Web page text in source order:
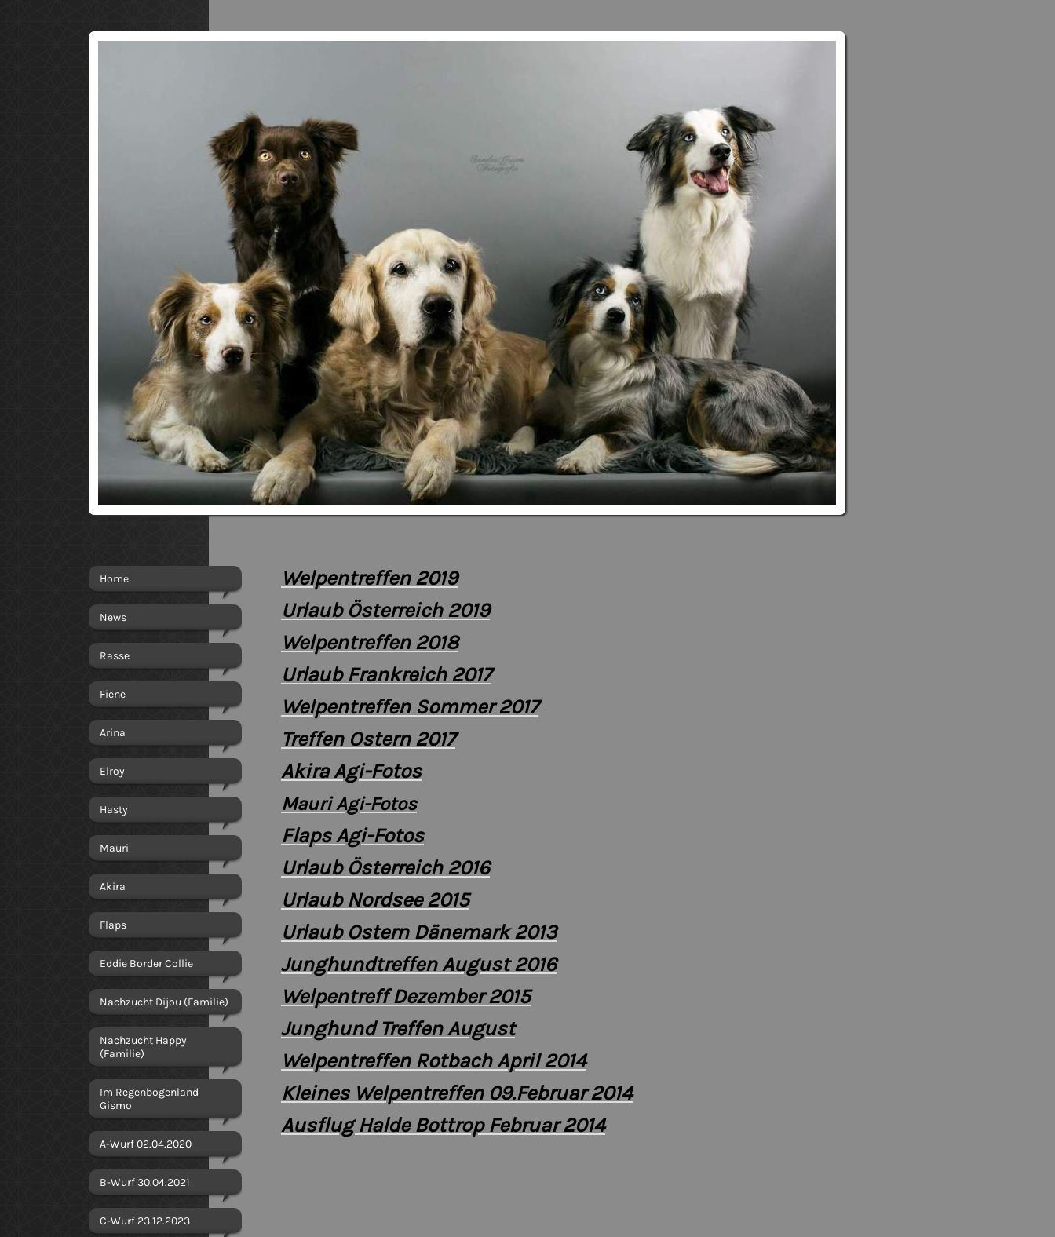
Home
News
Rasse
Fiene
Arina
Elroy
Hasty
Mauri
Akira
Flaps
Eddie Border Collie
Nachzucht Dijou (Familie)
Nachzucht Happy
(Familie)
Im Regenbogenland
Gismo
A-Wurf 02.04.2020
B-Wurf 30.04.2021
C-Wurf 23.12.2023
Welpentreffen 2019
Urlaub Österreich 2019
Welpentreffen 2018
Urlaub Frankreich 2017
Welpentreffen Sommer 2017
Treffen Ostern 2017
Akira Agi-Fotos
Mauri Agi-Fotos
Flaps Agi-Fotos
Urlaub Österreich 2016
Urlaub Nordsee 2015
Urlaub Ostern Dänemark 2013
Junghundtreffen August 2016
Welpentreff Dezember 2015
Junghund Treffen August
Welpentreffen Rotbach April 2014
Kleines Welpentreffen 09.Februar 2014
Ausflug Halde Bottrop Februar 2014